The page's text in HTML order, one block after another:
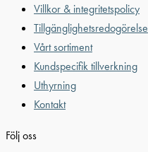
Villkor & integritetspolicy
Tillgänglighetsredogörelse
Vårt sortiment
Kundspecifik tillverkning
Uthyrning
Kontakt
Följ oss